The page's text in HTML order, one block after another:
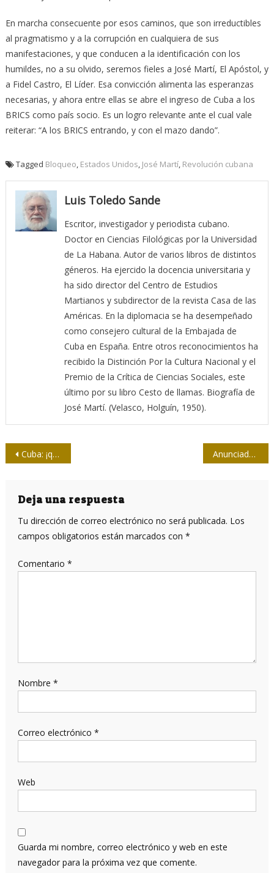
En marcha consecuente por esos caminos, que son irreductibles
al pragmatismo y a la corrupción en cualquiera de sus
manifestaciones, y que conducen a la identificación con los
humildes, no a su olvido, seremos fieles a José Martí, El Apóstol, y
a Fidel Castro, El Líder. Esa convicción alimenta las esperanzas
necesarias, y ahora entre ellas se abre el ingreso de Cuba a los
BRICS como país socio. Es un logro relevante ante el cual vale
reiterar: “A los BRICS entrando, y con el mazo dando”.
Tagged Bloqueo Estados Unidos José Martí, Revolución cubana
Luis Toledo Sande
Escritor, investigador y periodista cubano.
Doctor en Ciencias Filológicas por la Universidad
de La Habana. Autor de varios libros de distintos
géneros. Ha ejercido la docencia universitaria y
ha sido director del Centro de Estudios
Martianos y subdirector de la revista Casa de las
Américas. En la diplomacia se ha desempeñado
como consejero cultural de la Embajada de
Cuba en España. Entre otros reconocimientos ha
recibido la Distinción Por la Cultura Nacional y el
Premio de la Crítica de Ciencias Sociales, este
último por su libro Cesto de llamas. Biografía de
José Martí. (Velasco, Holguín, 1950).
Navegación
entradas
Cuba: ¡qué letra la de aquel año! Anunciados Todos Estrellas del sóftbol de la prensa
Deja una respuesta
Tu dirección de correo electrónico no será publicada. Los
campos obligatorios están marcados con *
Comentario *
Nombre *
Correo electrónico *
Web
Guarda mi nombre, correo electrónico y web en este
navegador para la próxima vez que comente.